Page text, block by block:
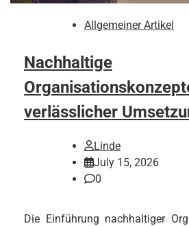
Allgemeiner Artikel
Nachhaltige
verlässlicher
Linde
July 15, 2026
0
Die Einführung nachhaltiger